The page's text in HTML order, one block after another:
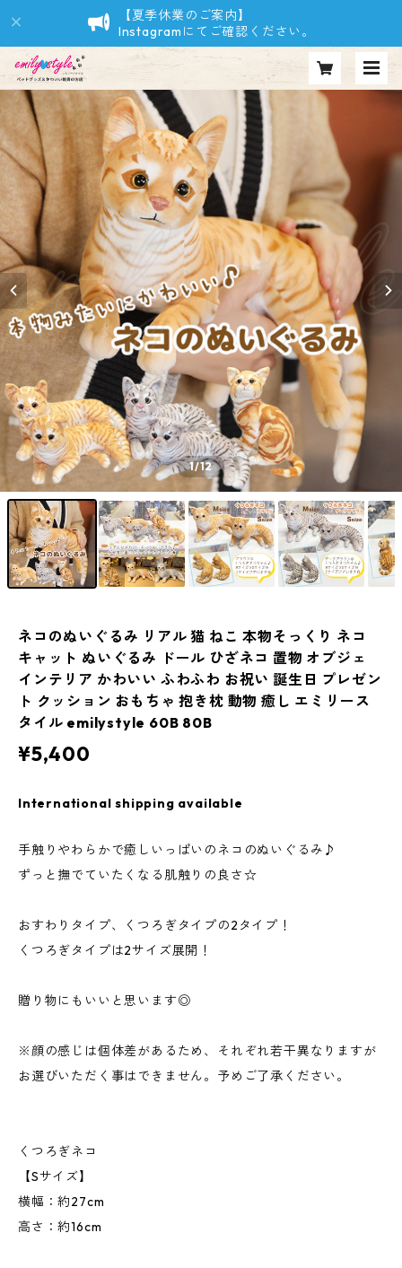
【夏季休業のご案内】
Instagramにてご確認ください。
1/12
ネコのぬいぐるみ リアル 猫 ねこ 本物そっくり ネコ
キャット ぬいぐるみ ドール ひざネコ 置物 オブジェ
インテリア かわいい ふわふわ お祝い 誕生日 プレゼン
ト クッション おもちゃ 抱き枕 動物 癒し エミリース
タイル emilystyle 60B 80B
¥5,400
International shipping available
手触りやわらかで癒しいっぱいのネコのぬいぐるみ♪
ずっと撫でていたくなる肌触りの良さ☆
おすわりタイプ、くつろぎタイプの2タイプ！
くつろぎタイプは2サイズ展開！
贈り物にもいいと思います◎
※顔の感じは個体差があるため、それぞれ若干異なりますが
お選びいただく事はできません。予めご了承ください。
くつろぎネコ
【Sサイズ】
横幅：約27cm
高さ：約16cm